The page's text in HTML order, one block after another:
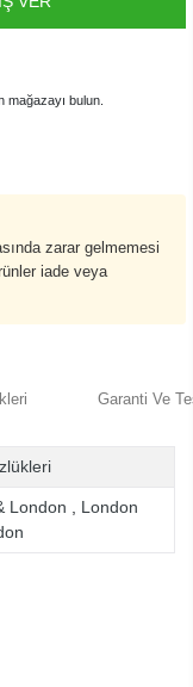
bulun.
zarar gelmemesi
iade veya
Garanti Ve
London
London